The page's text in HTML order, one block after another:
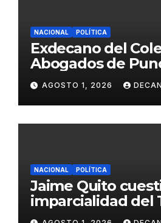
NACIONAL POLÍTICA
Exdecano del
Abogados de
propuestas sobre
ciudadana
AGOSTO 1, 2026
NACIONAL POLÍTICA
Jaime Quito
imparcialidad del
Constitucional